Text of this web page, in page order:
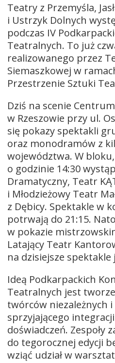
Teatry z Przemyśla,
i Ustrzyk Dolnych
podczas IV
Teatralnych. To już
realizowanego przez
Siemaszkowej w
Przestrzenie Sztuki
Dziś na scenie
w Rzeszowie przy ul.
się pokazy spektakli
oraz monodramów z
województwa. W
o godzinie 14:30
Dramatyczny, Teatr
i Młodzieżowy Teatr
z Dębicy. Spektakle w
potrwają do 21:15.
w pokazie
Latający Teatr
na dzisiejsze spektakle
Ideą Podkarpackich
Teatralnych jest
twórców niezależnych
sprzyjającego
doświadczeń. Zespoły
do tegorocznej edycji
wziąć udział w